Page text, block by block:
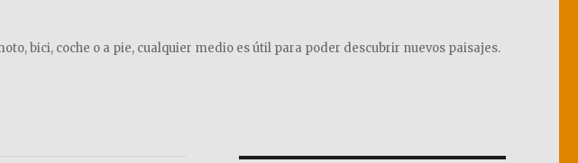
bici, coche o a pie, cualquier medio es útil para poder descubrir nuevos paisajes.